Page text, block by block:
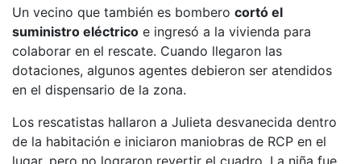
Un vecino que también es bombero cortó el
suministro eléctrico e ingresó a la vivienda para
colaborar en el rescate. Cuando llegaron las
dotaciones, algunos agentes debieron ser atendidos
en el dispensario de la zona.
Los rescatistas hallaron a Julieta desvanecida dentro
de la habitación e iniciaron maniobras de RCP en el
lugar, pero no lograron revertir el cuadro. La niña fue